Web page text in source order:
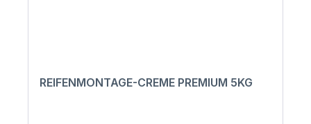
REIFENMONTAGE-CREME PREMIUM 5KG